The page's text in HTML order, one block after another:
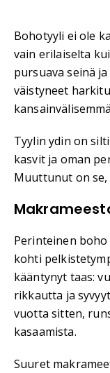
Bohotyyli ei ole
vain erilaiselta
pursuava seinä
väistyneet
Tyylin ydin on
kasvit ja oman
Muuttunut on se,
Perinteinen
kohti
kääntynyt taas:
rikkautta ja
vuotta sitten,
kasaamista.
Suuret